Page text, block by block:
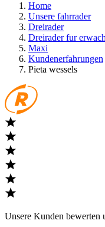
Home
Unsere fahrrader
Dreirader
Dreirader fur
Maxi
Kundenerfahrungen
Pieta wessels
Unsere Kunden bewerten